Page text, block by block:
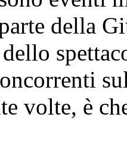
della
volte, è